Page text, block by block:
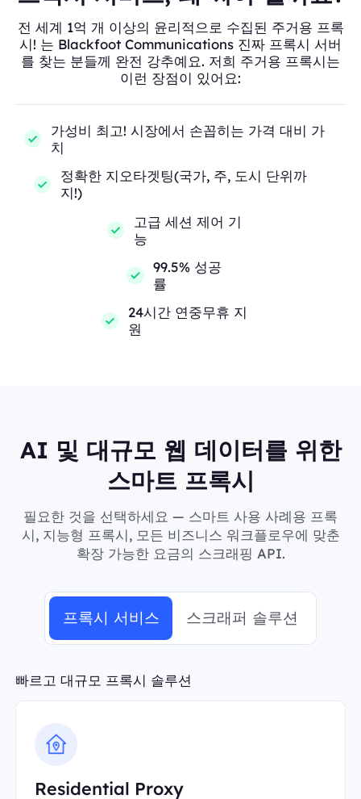
전 세계 1억 개 이상의 윤리적으로 수집된 주거용 프록
시! 는 Blackfoot Communications 진짜 프록시 서버
를 찾는 분들께 완전 강추예요. 저희 주거용 프록시는
이런 장점이 있어요:
가성비 최고! 시장에서 손꼽히는 가격 대비 가
치
정확한 지오타겟팅(국가, 주, 도시 단위까
지!)
고급 세션 제어 기
능
99.5% 성공
률
24시간 연중무휴 지
원
AI 및 대규모 웹 데이터를 위한
스마트 프록시
필요한 것을 선택하세요 — 스마트 사용 사례용 프록
시, 지능형 프록시, 모든 비즈니스 워크플로우에 맞춘
확장 가능한 요금의 스크래핑 API.
프록시 서비스 스크래퍼 솔루션
빠르고 대규모 프록시 솔루션
Residential Proxy